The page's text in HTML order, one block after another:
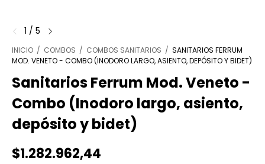
1 / 5
INICIO / COMBOS / COMBOS SANITARIOS / SANITARIOS FERRUM
MOD. VENETO - COMBO (INODORO LARGO, ASIENTO, DEPÓSITO Y BIDET)
Sanitarios Ferrum Mod. Veneto -
Combo (Inodoro largo, asiento,
depósito y bidet)
$1.282.962,44